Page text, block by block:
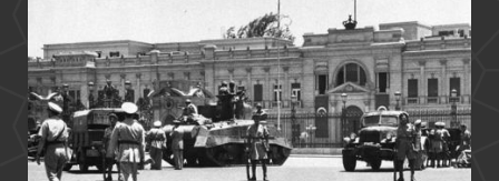
خوف
ما
قبل
الانقلابات
وفشل
أرشفة
الثورة